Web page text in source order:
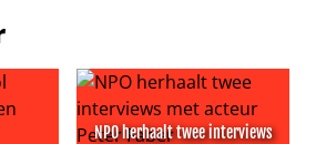
NPO herhaalt twee interviews